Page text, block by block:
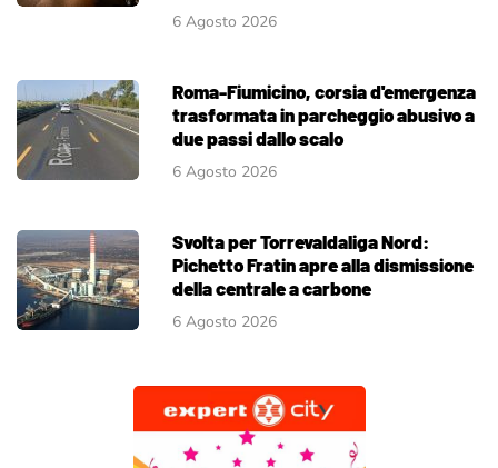
6 Agosto 2026
Roma-Fiumicino, corsia d'emergenza
trasformata in parcheggio abusivo a
due passi dallo scalo
6 Agosto 2026
Svolta per Torrevaldaliga Nord:
Pichetto Fratin apre alla dismissione
della centrale a carbone
6 Agosto 2026